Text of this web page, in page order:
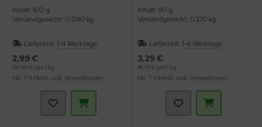
Inhalt: 100 g
Versandgewicht: 0,090 kg
Lieferzeit: 1-4 Werktage
2,99 €
29,90 € pro 1 kg
inkl. 7 % MwSt. zzgl. Versandkosten
Inhalt: 80 g
Versandgewicht: 0,100 kg
Lieferzeit: 1-4 Werktage
3,29 €
41,13 € pro 1 kg
inkl. 7 % MwSt. zzgl. Versandkosten